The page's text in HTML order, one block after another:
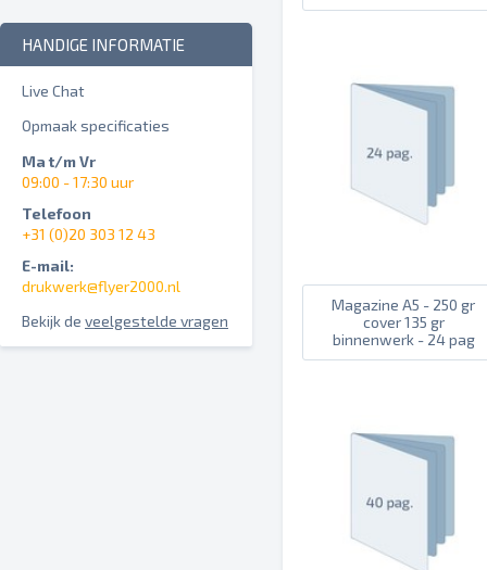
HANDIGE INFORMATIE
Live Chat
Opmaak specificaties
Ma t/m Vr
09:00 - 17:30 uur
Telefoon
+31 (0)20 303 12 43
E-mail:
drukwerk@flyer2000.nl
Bekijk de veelgestelde vragen
Magazine A5 - 250 gr
cover 135 gr
binnenwerk - 24 pag